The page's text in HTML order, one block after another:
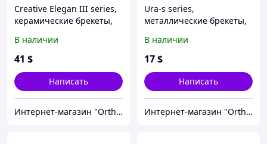
Creative Elegan III series,
керамические брекеты,
(полн.набор)
В наличии
41 $
Написать
Интернет-магазин "OrthoWay"
Ura-s series,
металлические брекеты,
набор)
В наличии
17$
Написать
Интернет-магазин "OrthoWay"